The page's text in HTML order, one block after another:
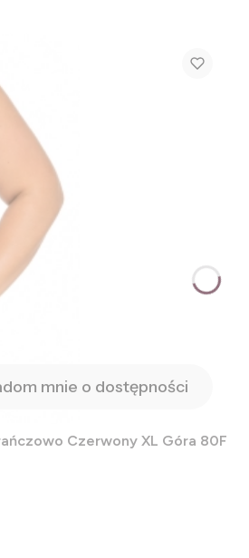
mnie o dostępności
Czerwony XL Góra 80F